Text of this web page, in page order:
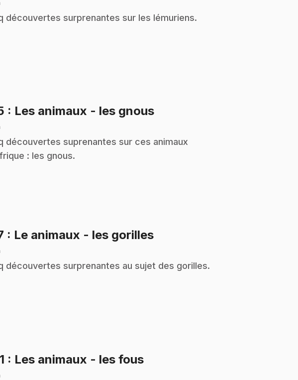
découvertes surprenantes sur les lémuriens.
: Les animaux - les gnous.
découvertes suprenantes sur ces animaux
: les gnous.
: Le animaux - les gorilles.
découvertes surprenantes au sujet des gorilles.
: Les animaux - les fous.